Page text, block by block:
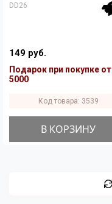
DD26
149 руб.
Подарок при покупке от
5000
Код товара: 3539
В КОРЗИНУ